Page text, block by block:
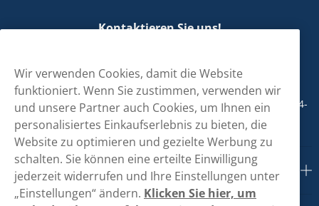
Kontaktieren Sie uns!
+498001800890
Mo/Di/Fr: 09-17 Uhr (Pause 12-13) Mi/Do: 10-19 Uhr (Pause 14-
15)
Kundendienst
Wir verwenden Cookies, damit die Website
funktioniert. Wenn Sie zustimmen, verwenden wir
und unsere Partner auch Cookies, um Ihnen ein
personalisiertes Einkaufserlebnis zu bieten, die
Website zu optimieren und gezielte Werbung zu
schalten. Sie können eine erteilte Einwilligung
jederzeit widerrufen und Ihre Einstellungen unter
„Einstellungen“ ändern. Klicken Sie hier, um